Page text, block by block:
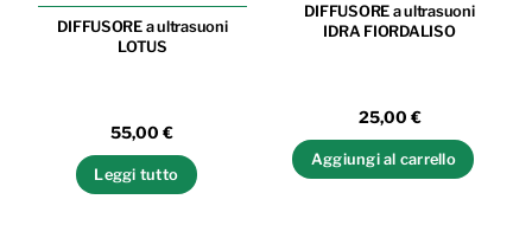
DIFFUSORE a ultrasuoni
LOTUS
55,00€
Leggi tutto
DIFFUSORE a ultrasuoni
IDRA FIORDALISO
25,00 €
Aggiungi al carrello